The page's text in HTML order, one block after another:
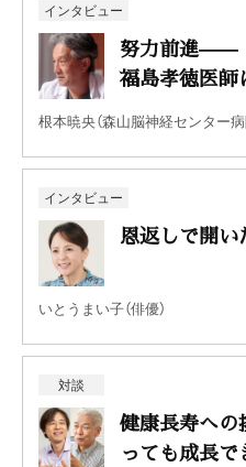
インタビュー
努力前進——
福島孝徳医師
根本暁央（森山脳神経センター病
インタビュー
恩返しで開い
いとうまい子（俳優）
対談
健康長寿への
っても成長で